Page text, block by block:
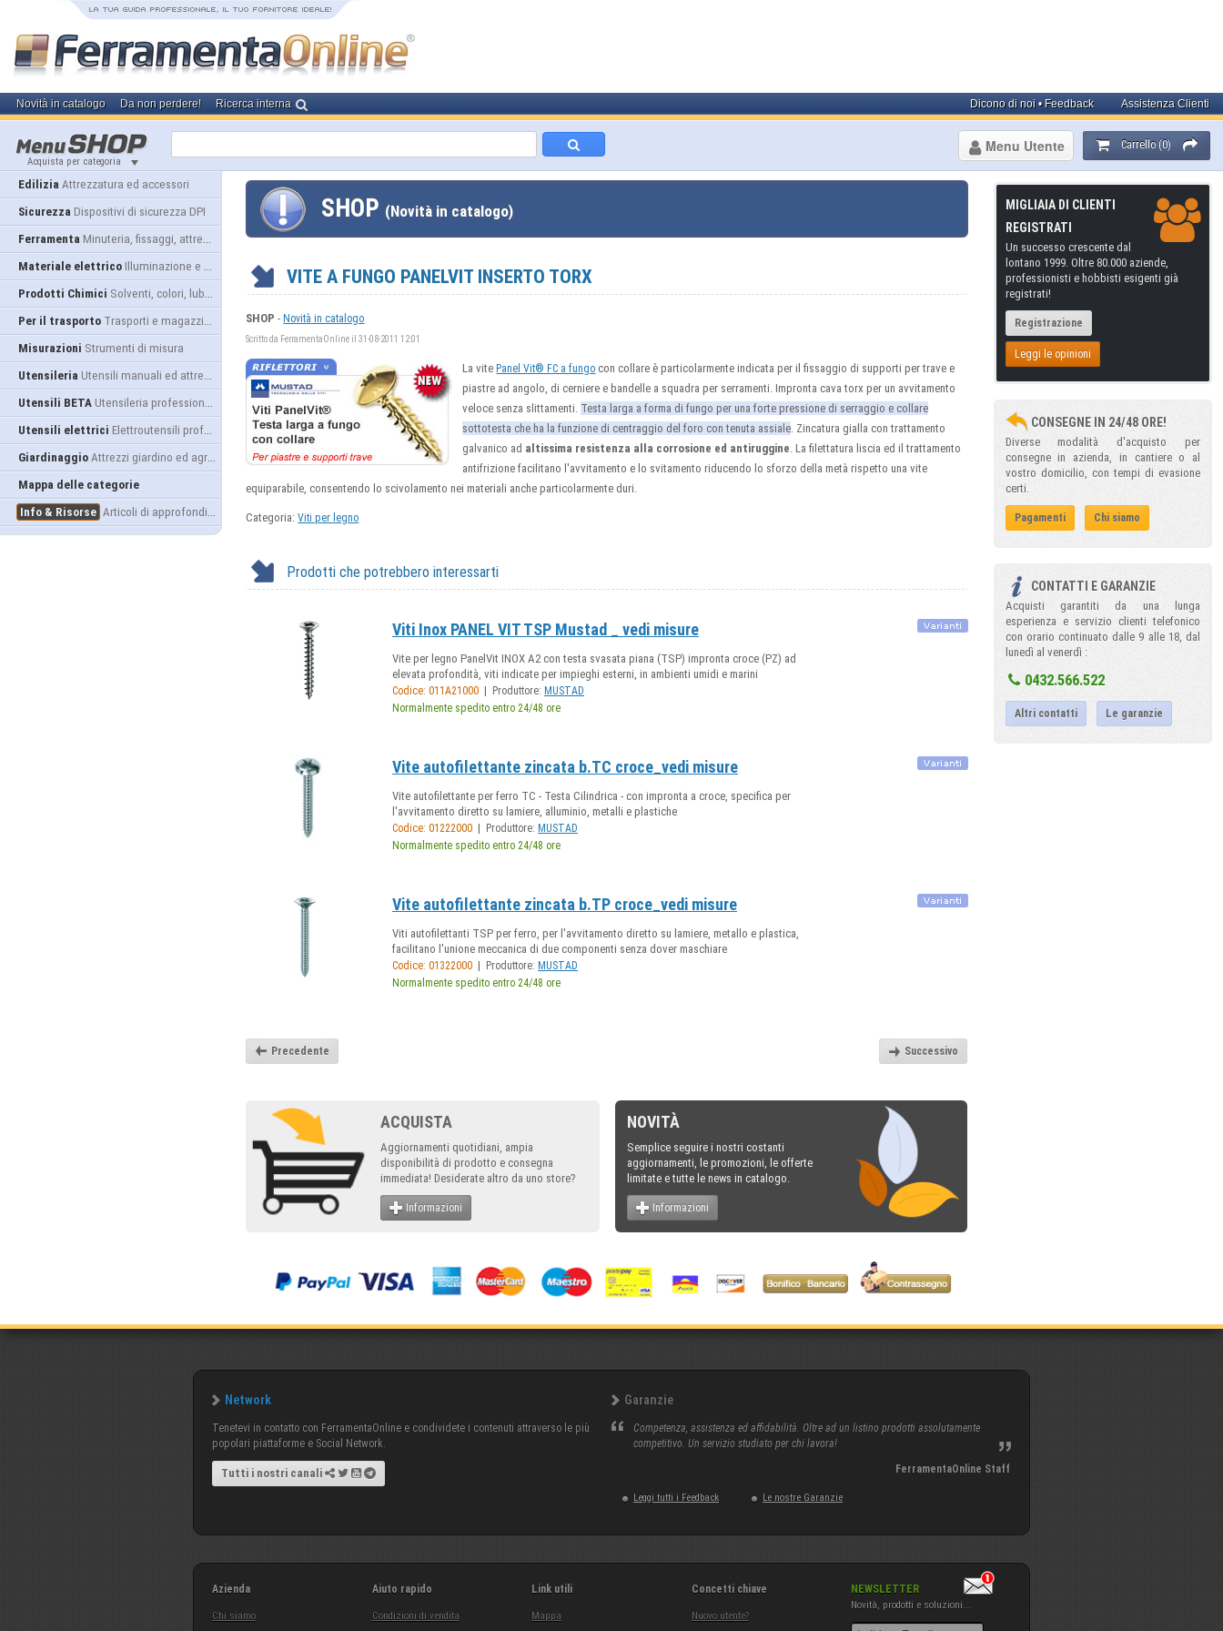
Novità in catalogo Da non perdere! Ricerca interna Assistenza Clienti
Dicono di noi • Feedback
Acquista per categoria
Carrello (0)
Menu Utente
Edilizia Attrezzatura ed accessori
Sicurezza Dispositivi di sicurezza DPI
Ferramenta Minuteria, fissaggi, attrezzatura
Materiale elettrico Illuminazione e alimentazione
Prodotti Chimici Solventi, colori, lubrificanti...
Per il trasporto Trasporti e magazzino
Misurazioni Strumenti di misura
Utensileria Utensili manuali ed attrezzature
Utensili BETA Utensileria professionale
Utensili elettrici Elettroutensili professionali
Giardinaggio Attrezzi giardino ed agricoltura
Mappa delle categorie
Info & Risorse Articoli di approfondimento
SHOP (Novità in catalogo)
VITE A FUNGO PANELVIT INSERTO TORX
SHOP -Novità in catalogo
Scritto da FerramentaOnline il 31-08-2011 12:01
La vitePanel Vit® FC a fungo con collare è particolarmente indicata per il fissaggio di supporti per trave e
piastre ad angolo, di cerniere e bandelle a squadra per serramenti. Impronta cava torx per un avvitamento
veloce senza slittamenti. Testa larga a forma di fungo per una forte pressione di serraggio e collare
sottotesta che ha la funzione di centraggio del foro con tenuta assiale. Zincatura gialla con trattamento
galvanico ad altissima resistenza alla corrosione ed antiruggine. La filettatura liscia ed il trattamento
antifrizione facilitano l'avvitamento e lo svitamento riducendo lo sforzo della metà rispetto una vite
equiparabile, consentendo lo scivolamento nei materiali anche particolarmente duri.
Categoria:Viti per legno
Prodotti che potrebbero interessarti
Viti Inox PANEL VIT TSP Mustad _ vedi misure
Vite per legno PanelVit INOX A2 con testa svasata piana (TSP) impronta croce (PZ) ad
elevata profondità, viti indicate per impieghi esterni, in ambienti umidi e marini
Codice: 011A21000 | Produttore: MUSTAD
Normalmente spedito entro 24/48 ore
Vite autofilettante zincata b.TC croce_vedi misure
Vite autofilettante per ferro TC - Testa Cilindrica - con impronta a croce, specifica per
l'avvitamento diretto su lamiere, alluminio, metalli e plastiche
Codice: 01222000 | Produttore: MUSTAD
Normalmente spedito entro 24/48 ore
Vite autofilettante zincata b.TP croce_vedi misure
Viti autofilettanti TSP per ferro, per l'avvitamento diretto su lamiere, metallo e plastica,
facilitano l'unione meccanica di due componenti senza dover maschiare
Codice: 01322000 | Produttore: MUSTAD
Normalmente spedito entro 24/48 ore
Precedente Successivo
ACQUISTA
Aggiornamenti quotidiani, ampia
disponibilità di prodotto e consegna
immediata! Desiderate altro da uno store?
Informazioni
NOVITÀ
Semplice seguire i nostri costanti
aggiornamenti, le promozioni, le offerte
limitate e tutte le news in catalogo.
Informazioni
MIGLIAIA DI CLIENTI
REGISTRATI
Un successo crescente dal
lontano 1999. Oltre 80.000 aziende,
professionisti e hobbisti esigenti già
registrati!
Registrazione
Leggi le opinioni
CONSEGNE IN 24/48 ORE!
Diverse modalità d'acquisto per
consegne in azienda, in cantiere o al
vostro domicilio, con tempi di evasione
certi.
Pagamenti Chi siamo
CONTATTI E GARANZIE
Acquisti garantiti da una lunga
esperienza e servizio clienti telefonico
con orario continuato dalle 9 alle 18, dal
lunedì al venerdì :
0432.566.522
Altri contatti Le garanzie
Network
Tenetevi in contatto con FerramentaOnline e condividete i contenuti attraverso le più
popolari piattaforme e Social Network.
Tutti i nostri canali
Garanzie
Competenza, assistenza ed affidabilità. Oltre ad un listino prodotti assolutamente
competitivo. Un servizio studiato per chi lavora!
FerramentaOnline Staff
Leggi tutti i Feedback Le nostre Garanzie
Azienda
Chi siamo
Aiuto rapido
Condizioni di vendita
Link utili
Mappa
Concetti chiave
Nuovo utente?
NEWSLETTER
Novità, prodotti e soluzioni...